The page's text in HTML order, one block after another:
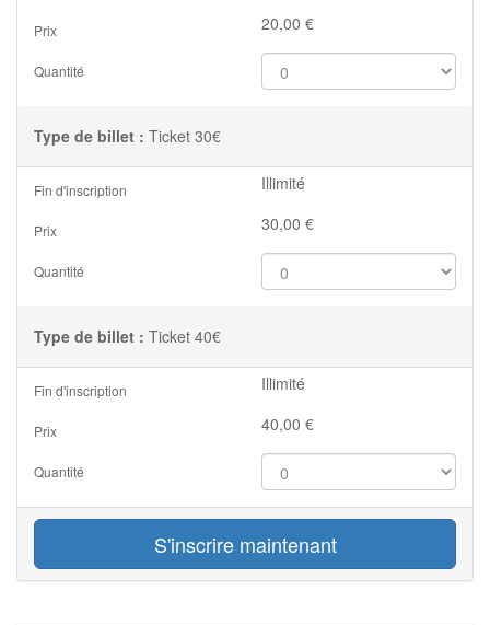
Prix 20,00 €
Quantité
Type de billet : Ticket 30€
Fin d'inscription Illimité
Prix 30,00 €
Quantité
Type de billet : Ticket 40€
Fin d'inscription Illimité
Prix 40,00 €
Quantité
S'inscrire maintenant